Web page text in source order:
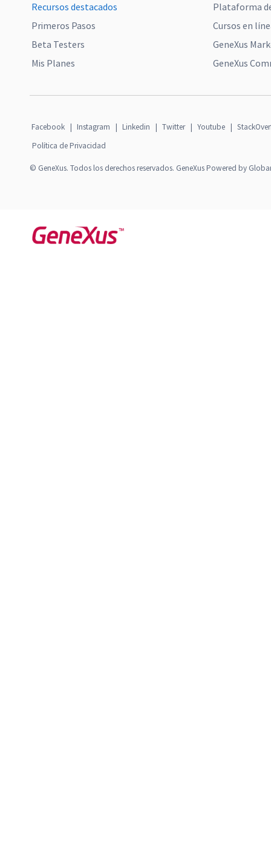
Recursos destacados
Primeros Pasos
Beta Testers
Mis Planes
Plataforma
Cursos en
GeneXus
GeneXus
Facebook | Instagram | Linkedin | Twitter | Youtube |
Política de Privacidad
© GeneXus. Todos los derechos reservados. GeneXus Powered by